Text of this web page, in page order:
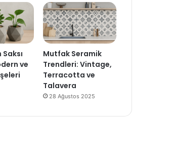
ve
Mutfak Seramik
Trendleri: Vintage,
Terracotta ve
Talavera
28 Ağustos 2025